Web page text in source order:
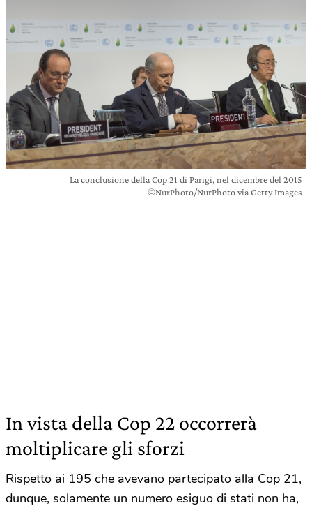
La conclusione della Cop 21 di Parigi, nel dicembre del 2015
©NurPhoto/NurPhoto via Getty Images
In vista della Cop 22 occorrerà
moltiplicare gli sforzi
Rispetto ai 195 che avevano partecipato alla Cop 21,
dunque, solamente un numero esiguo di stati non ha,